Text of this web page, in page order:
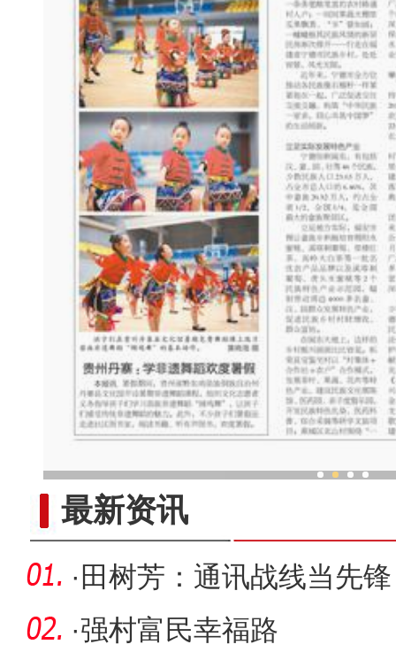
最新资讯
· 田树芳：通讯战线当先锋
·强村富民幸福路